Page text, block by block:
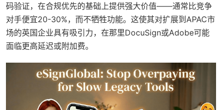
码验证，在合规优先的基础上提供强大价值——通常比竞争
对手便宜20-30%，而不牺牲功能。这使其对扩展到APAC市
场的英国企业具有吸引力，在那里DocuSign或Adobe可能
面临更高延迟或附加费。